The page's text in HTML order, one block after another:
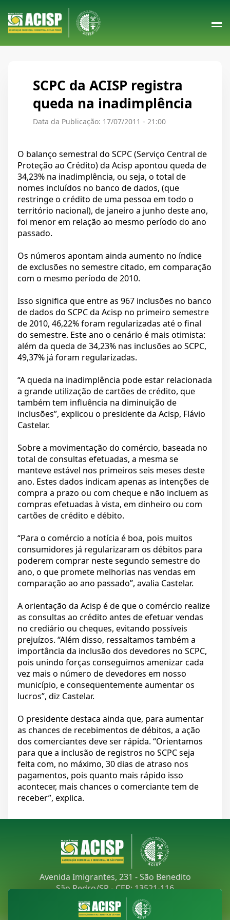
SCPC da ACISP registra
queda na inadimplência
Data da Publicação: 17/07/2011 - 21:00
O balanço semestral do SCPC (Serviço Central de
Proteção ao Crédito) da Acisp apontou queda de
34,23% na inadimplência, ou seja, o total de
nomes incluídos no banco de dados, (que
restringe o crédito de uma pessoa em todo o
território nacional), de janeiro a junho deste ano,
foi menor em relação ao mesmo período do ano
passado.
Os números apontam ainda aumento no índice
de exclusões no semestre citado, em comparação
com o mesmo período de 2010.
Isso significa que entre as 967 inclusões no banco
de dados do SCPC da Acisp no primeiro semestre
de 2010, 46,22% foram regularizadas até o final
do semestre. Este ano o cenário é mais otimista:
além da queda de 34,23% nas inclusões ao SCPC,
49,37% já foram regularizadas.
“A queda na inadimplência pode estar relacionada
a grande utilização de cartões de crédito, que
também tem influência na diminuição de
inclusões”, explicou o presidente da Acisp, Flávio
Castelar.
Sobre a movimentação do comércio, baseada no
total de consultas efetuadas, a mesma se
manteve estável nos primeiros seis meses deste
ano. Estes dados indicam apenas as intenções de
compra a prazo ou com cheque e não incluem as
compras efetuadas à vista, em dinheiro ou com
cartões de crédito e débito.
“Para o comércio a notícia é boa, pois muitos
consumidores já regularizaram os débitos para
poderem comprar neste segundo semestre do
ano, o que promete melhorias nas vendas em
comparação ao ano passado”, avalia Castelar.
A orientação da Acisp é de que o comércio realize
as consultas ao crédito antes de efetuar vendas
no crediário ou cheques, evitando possíveis
prejuízos. “Além disso, ressaltamos também a
importância da inclusão dos devedores no SCPC,
pois unindo forças conseguimos amenizar cada
vez mais o número de devedores em nosso
município, e conseqüentemente aumentar os
lucros”, diz Castelar.
O presidente destaca ainda que, para aumentar
as chances de recebimentos de débitos, a ação
dos comerciantes deve ser rápida. “Orientamos
para que a inclusão de registros no SCPC seja
feita com, no máximo, 30 dias de atraso nos
pagamentos, pois quanto mais rápido isso
acontecer, mais chances o comerciante tem de
receber”, explica.
Avenida Imigrantes, 231 - São Benedito
São Pedro/SP - CEP: 13521-116
Telefone:(19) 3481-9030
acisp@acispsaopedro.com.br